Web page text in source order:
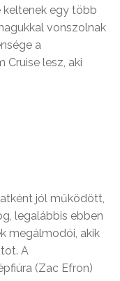
keltenek egy több
vonszolnak
a
lesz, aki
jól működött,
legalábbis ebben
megálmodói, akik
A
(Zac Efron)